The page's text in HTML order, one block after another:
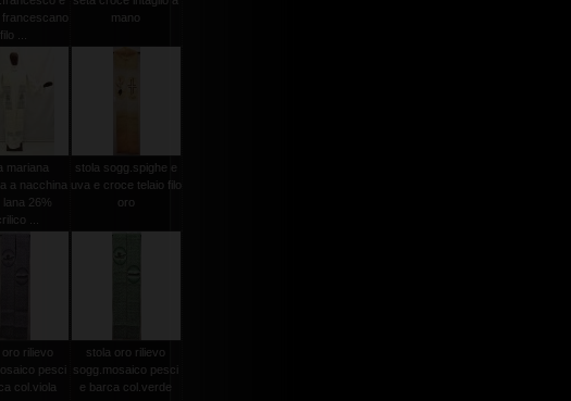
francescano
filo ...
mano
mariana
a nacchina
lana 26%
...
stola sogg.spighe e
uva e croce telaio filo
oro
rilievo
pesci
col.viola
stola oro rilievo
sogg.mosaico pesci
e barca col.verde